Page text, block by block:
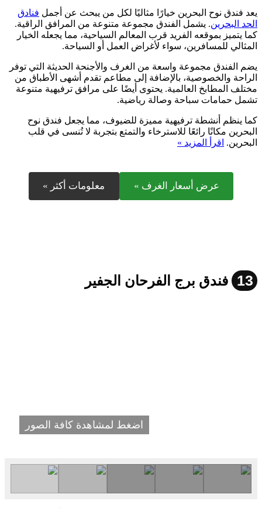
يعد فندق نوح البحرين خيارًا مثاليًا لكل من يبحث عن أجمل فنادق
الحد البحرين. يشمل الفندق مجموعة متنوعة من المرافق الراقية.
كما يتميز بموقعه الفريد قرب المعالم السياحية، مما يجعله الخيار
المثالي للمسافرين، سواء لأغراض العمل أو السياحة.
يضم الفندق مجموعة واسعة من الغرف والأجنحة الحديثة التي توفر
الراحة والخصوصية، بالإضافة إلى مطاعم تقدم أشهى الأطباق من
مختلف المطابخ العالمية. يحتوى أيضًا على مرافق ترفيهية متنوعة
تشمل حمامات سباحة وصالة رياضية.
كما ينظم أنشطة ترفيهية مميزة للضيوف، مما يجعل فندق نوح
البحرين مكانًا رائعًا للاسترخاء والتمتع بتجربة لا تُنسى في قلب
البحرين. اقرأ المزيد »
عرض أسعار الغرف » معلومات أكثر »
13 فندق برج الفرحان الجفير
اضغط لمشاهدة كافة الصور